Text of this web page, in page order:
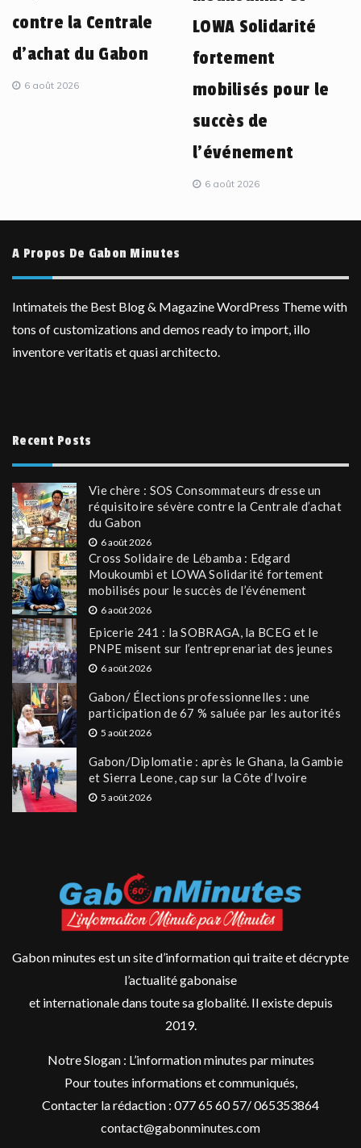
contre la Centrale
d’achat du Gabon
6 août 2026
LOWA Solidarité
fortement
mobilisés pour le
succès de
l’événement
6 août 2026
A Propos De Gabon Minutes
Intimateis the Best Blog & Magazine WordPress Theme with
tons of customizations and demos ready to import, illo
inventore veritatis et quasi architecto.
Recent Posts
Vie chère : SOS Consommateurs dresse un
réquisitoire sévère contre la Centrale d’achat
du Gabon
6 août 2026
Cross Solidaire de Lébamba : Edgard
Moukoumbi et LOWA Solidarité fortement
mobilisés pour le succès de l’événement
6 août 2026
Epicerie 241 : la SOBRAGA, la BCEG et le
PNPE misent sur l’entreprenariat des jeunes
6 août 2026
Gabon/ Élections professionnelles : une
participation de 67 % saluée par les autorités
5 août 2026
Gabon/Diplomatie : après le Ghana, la Gambie
et Sierra Leone, cap sur la Côte d’Ivoire
5 août 2026
Gabon minutes est un site d’information qui traite et décrypte
l’actualité gabonaise
et internationale dans toute sa globalité. Il existe depuis
2019.
Notre Slogan : L’information minutes par minutes
Pour toutes informations et communiqués,
Contacter la rédaction : 077 65 60 57/ 065353864
contact@gabonminutes.com